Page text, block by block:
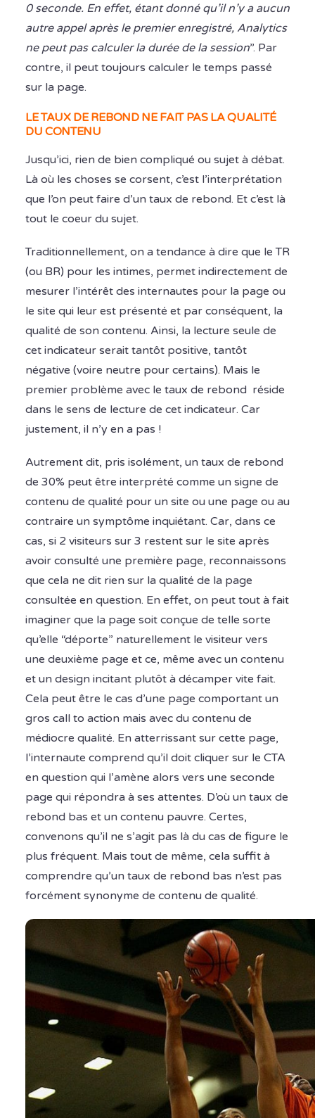
0 seconde. En effet, étant donné qu’il n’y a aucun
autre appel après le premier enregistré, Analytics
ne peut pas calculer la durée de la session”. Par
contre, il peut toujours calculer le temps passé
sur la page.
LE TAUX DE REBOND NE FAIT PAS LA QUALITÉ
DU CONTENU
Jusqu’ici, rien de bien compliqué ou sujet à débat.
Là où les choses se corsent, c’est l’interprétation
que l’on peut faire d’un taux de rebond. Et c’est là
tout le coeur du sujet.
Traditionnellement, on a tendance à dire que le TR
(ou BR) pour les intimes, permet indirectement de
mesurer l’intérêt des internautes pour la page ou
le site qui leur est présenté et par conséquent, la
qualité de son contenu. Ainsi, la lecture seule de
cet indicateur serait tantôt positive, tantôt
négative (voire neutre pour certains). Mais le
premier problème avec le taux de rebond réside
dans le sens de lecture de cet indicateur. Car
justement, il n’y en a pas !
Autrement dit, pris isolément, un taux de rebond
de 30% peut être interprété comme un signe de
contenu de qualité pour un site ou une page ou au
contraire un symptôme inquiétant. Car, dans ce
cas, si 2 visiteurs sur 3 restent sur le site après
avoir consulté une première page, reconnaissons
que cela ne dit rien sur la qualité de la page
consultée en question. En effet, on peut tout à fait
imaginer que la page soit conçue de telle sorte
qu’elle “déporte” naturellement le visiteur vers
une deuxième page et ce, même avec un contenu
et un design incitant plutôt à décamper vite fait.
Cela peut être le cas d’une page comportant un
gros call to action mais avec du contenu de
médiocre qualité. En atterrissant sur cette page,
l’internaute comprend qu’il doit cliquer sur le CTA
en question qui l’amène alors vers une seconde
page qui répondra à ses attentes. D’où un taux de
rebond bas et un contenu pauvre. Certes,
convenons qu’il ne s’agit pas là du cas de figure le
plus fréquent. Mais tout de même, cela suffit à
comprendre qu’un taux de rebond bas n’est pas
forcément synonyme de contenu de qualité.